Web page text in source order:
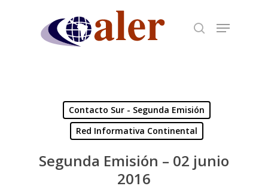
Contacto Sur - Segunda Emisión
Red Informativa Continental
Segunda Emisión – 02 junio
2016